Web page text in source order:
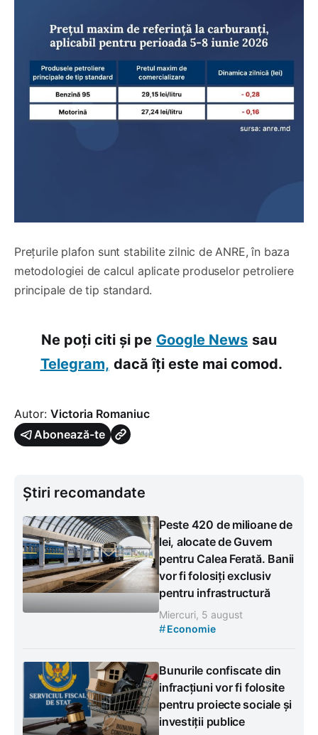
Prețurile plafon sunt stabilite zilnic de ANRE, în baza
metodologiei de calcul aplicate produselor petroliere
principale de tip standard.
Ne poți citi și pe Google News sau
Telegram, dacă îți este mai comod.
Autor: Victoria Romaniuc
Abonează-te
Știri recomandate
Peste 420 de milioane de
lei, alocate de Guvern
pentru Calea Ferată. Banii
vor fi folosiți exclusiv
pentru infrastructură
Miercuri, 5 august
#Economie
Bunurile confiscate din
infracțiuni vor fi folosite
pentru proiecte sociale și
investiții publice